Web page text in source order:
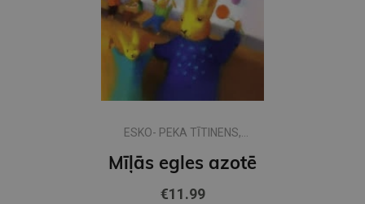
ESKO- PEKA TĪTINENS,
Mīļās egles azotē
€11.99